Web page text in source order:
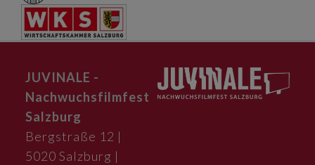
JUVINALE -
Nachwuchsfilmfest
Salzburg
Bergstraße 12 |
5020 Salzburg |